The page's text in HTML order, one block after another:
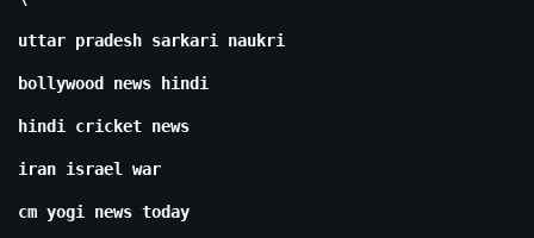
uttar pradesh sarkari naukri
bollywood news hindi
hindi cricket news
iran israel war
cm yogi news today